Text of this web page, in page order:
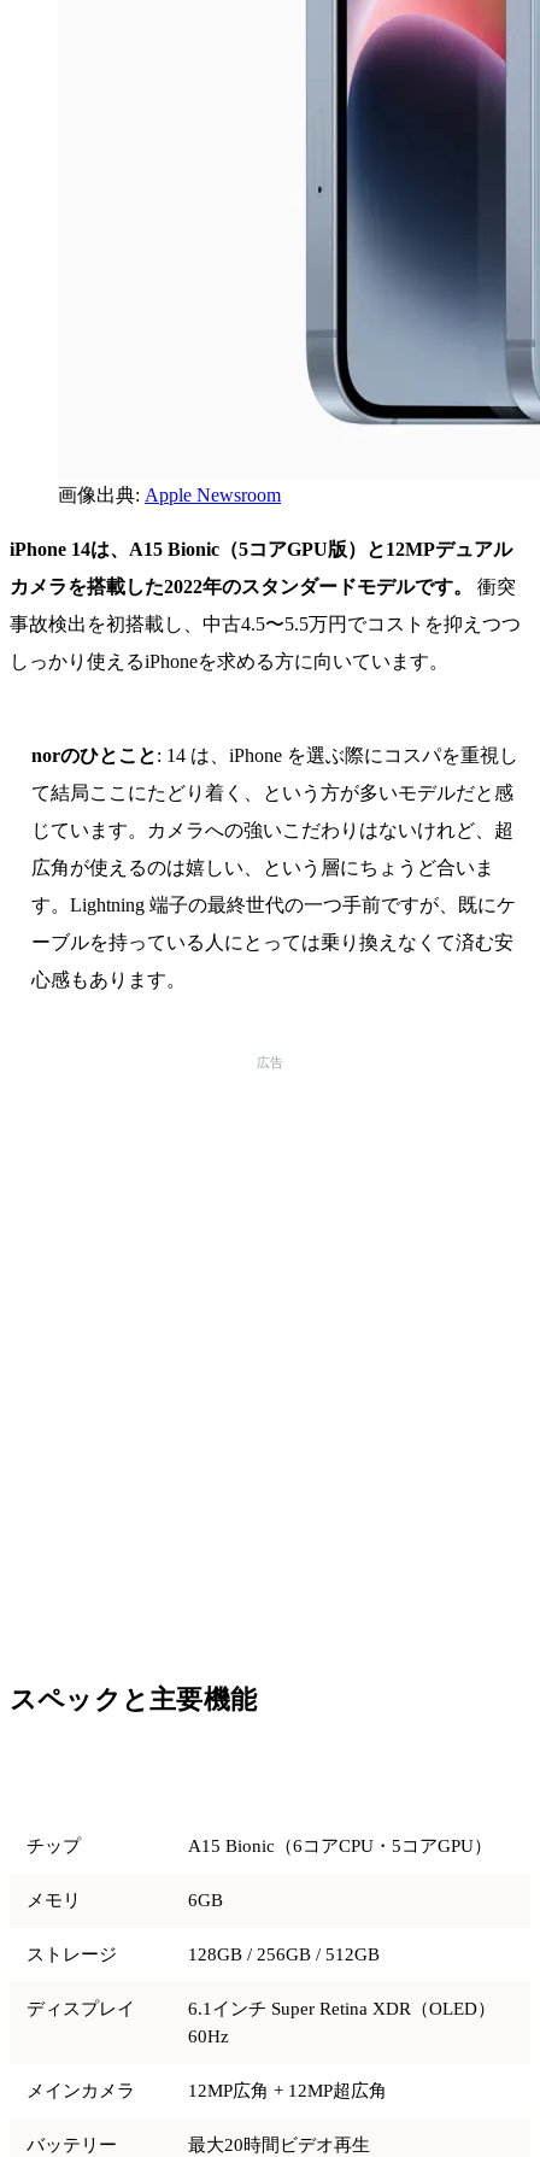
画像出典: Apple Newsroom
iPhone 14は、A15 Bionic（5コアGPU版）と12MPデュアル
カメラを搭載した2022年のスタンダードモデルです。
衝突
事故検出を初搭載し、中古4.5〜5.5万円でコストを抑えつつ
しっかり使えるiPhoneを求める方に向いています。
norのひとこと: 14 は、iPhone を選ぶ際にコスパを重視し
て結局ここにたどり着く、という方が多いモデルだと感
じています。カメラへの強いこだわりはないけれど、超
広角が使えるのは嬉しい、という層にちょうど合いま
す。Lightning 端子の最終世代の一つ手前ですが、既にケ
ーブルを持っている人にとっては乗り換えなくて済む安
心感もあります。
広告
スペックと主要機能
チップ A15 Bionic（6コアCPU・5コアGPU）
メモリ 6GB
ストレージ 128GB / 256GB / 512GB
ディスプレイ
6.1インチ Super Retina XDR（OLED）
60Hz
メインカメラ 12MP広角 + 12MP超広角
バッテリー 最大20時間ビデオ再生